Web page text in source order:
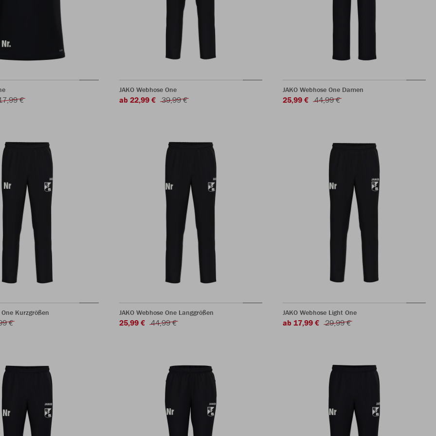
€
JAKO Webhose One
ab 22,99 € 39,99 €
JAKO Webhose One Damen
25,99 € 44,99 €
Kurzgrößen
€
JAKO Webhose One Langgrößen
25,99 € 44,99 €
JAKO Webhose Light One
ab 17,99 € 29,99 €